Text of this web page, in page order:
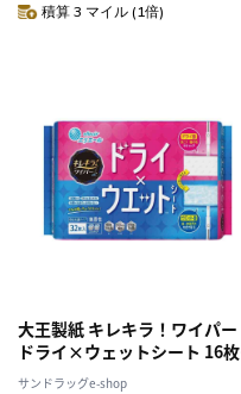
積算 3 マイル (1倍)
大王製紙 キレキラ！ワイパー
ドライ×ウェットシート 16枚
×2P [3個セット]
サンドラッグe-shop